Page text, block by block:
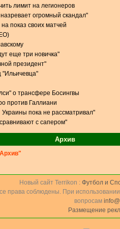
лимит на легионеров
огромный скандал"
показ своих матчей
еще три новичка"
президент"
"Ильичевца"
о трансфере Босингвы
против Галлиани
пока не рассматривал"
с сапером"
Архив
Новый сайт Terrikon : Футбол и
права соблюдены. При
вопросам
Размещение